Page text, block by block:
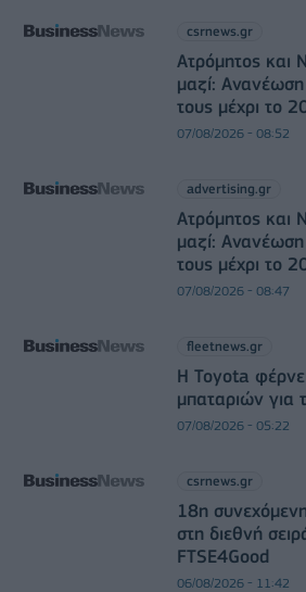
csrnews.gr
Ατρόμητος και
μαζί:
τους μέχρι το
07/08/2026 - 08:52
advertising.gr
Ατρόμητος και
μαζί:
τους μέχρι το
07/08/2026 - 08:47
fleetnews.gr
Η Toyota
μπαταριών για
07/08/2026 - 05:22
csrnews.gr
18η
στη διεθνή
FTSE4Good
06/08/2026 - 11:42